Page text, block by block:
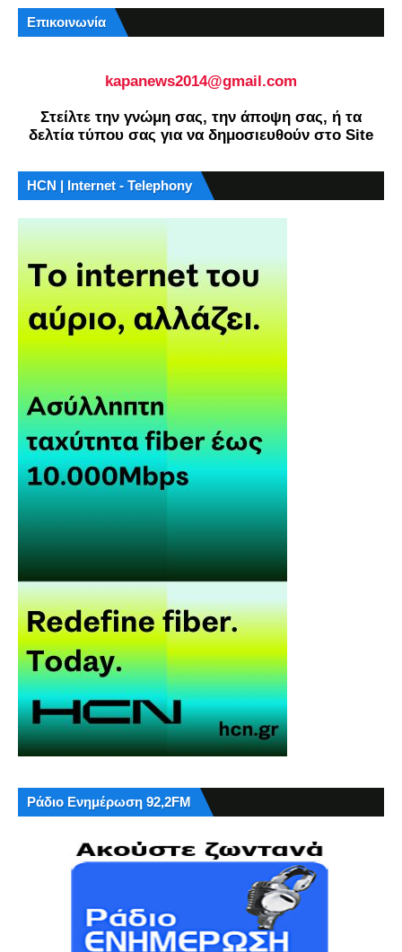
Επικοινωνία
kapanews2014@gmail.com
Στείλτε την γνώμη σας, την άποψη σας, ή τα
δελτία τύπου σας για να δημοσιευθούν στο Site
HCN | Internet - Telephony
Ράδιο Ενημέρωση 92,2FM